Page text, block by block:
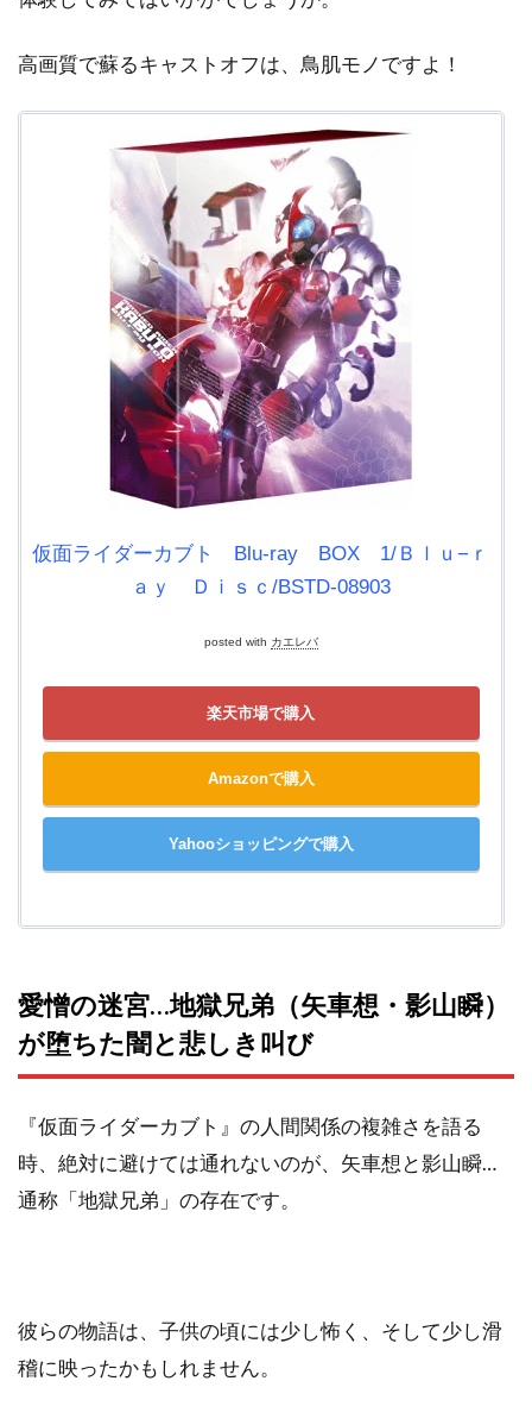
高画質で蘇るキャストオフは、鳥肌モノですよ！
仮面ライダーカブト Blu-ray BOX 1/Ｂｌｕ−ｒ
ａｙ Ｄｉｓｃ/BSTD-08903
posted with カエレバ
楽天市場で購入
Amazonで購入
Yahooショッピングで購入
愛憎の迷宮…地獄兄弟（矢車想・影山瞬）
が堕ちた闇と悲しき叫び
『仮面ライダーカブト』の人間関係の複雑さを語る
時、絶対に避けては通れないのが、矢車想と影山瞬…
通称「地獄兄弟」の存在です。
彼らの物語は、子供の頃には少し怖く、そして少し滑
稽に映ったかもしれません。